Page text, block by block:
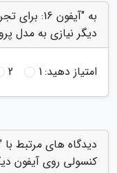
به "آیفون
دیگر نیازی به مدل
امتیاز دهید:1
2
کنسولی روی آیفون